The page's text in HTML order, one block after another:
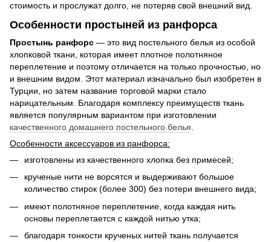
стоимость и прослужат долго, не потеряв свой внешний вид.
Особенности простыней из ранфорса
Простынь ранфорс — это вид постельного белья из особой
хлопковой ткани, которая имеет плотное полотняное
переплетение и поэтому отличается на только прочностью, но
и внешним видом. Этот материал изначально был изобретен в
Турции, но затем название торговой марки стало
нарицательным. Благодаря комплексу преимуществ ткань
является популярным вариантом при изготовлении
качественного домашнего постельного белья
Особенности аксессуаров из ранфорса:
изготовлены из качественного хлопка без примесей;
крученые нити не ворсятся и выдерживают большое
количество стирок (более 300) без потери внешнего вида;
имеют полотняное переплетение, когда каждая нить
основы переплетается с каждой нитью утка;
благодаря тонкости крученых нитей ткань получается